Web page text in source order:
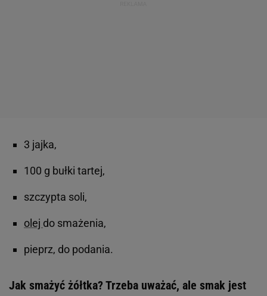
3 jajka,
100 g bułki tartej,
szczypta soli,
olej do smażenia,
pieprz, do podania.
Jak smażyć żółtka? Trzeba uważać, ale smak jest